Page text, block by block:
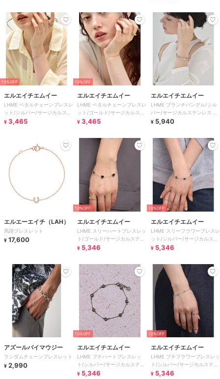
10%OFF
エルエイチエムイー
LHME ペタルチェーンブレスレ
ット/シルバー/サージカルステ
ンレス 金属アレルギー対応
¥ 3,465
10%OFF
エルエイチエムイー
LHME ペタルチェーンブレスレ
ット/ゴールド/サージカルステ
ンレス 金属アレルギー対応
¥ 3,465
エルエイチエムイー
LHME ブランチバングル/シル
バー/サージカルステンレス 金
属アレルギー対応
¥ 5,940
エルエーエイチ（LAH）
馬蹄ブレスレット
¥ 17,600
10%OFF
エルエイチエムイー
LHME スリーハートブレスレッ
ト/ゴールド/サージカルステン
レス 金属アレルギー対応
¥ 5,346
10%OFF
エルエイチエムイー
LHME スリーフラワーブレスレ
ット/シルバー/サージカルステ
ンレス 金属アレルギー対応
¥ 5,346
アズールバイマウジー
ランダムチェーンブレスレット
¥ 2,990
10%OFF
エルエイチエムイー
LHME プチハートブレスレッ
ト/シルバー/サージカルステン
レス 金属アレルギー対応
¥ 5,346
10%OFF
エルエイチエムイー
LHME プチフラワーブレスレッ
ト/シルバー/サージカルステン
レス 金属アレルギー対応
¥ 5,346